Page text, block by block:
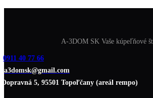
A-3DOM SK Vaše kúpeľňové
0911 40 77 66
a3domsk@gmail.com
Dopravná 5, 95501 Topoľčany (areál rempo)